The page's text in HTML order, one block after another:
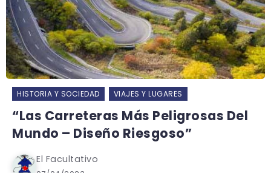
HISTORIA Y SOCIEDAD VIAJES Y LUGARES
“Las Carreteras Más Peligrosas Del
Mundo – Diseño Riesgoso”
El Facultativo